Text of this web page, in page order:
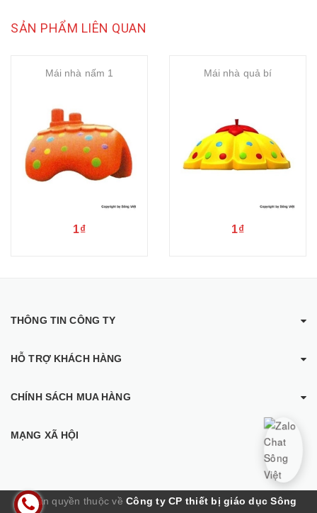
SẢN PHẨM LIÊN QUAN
Mái nhà nấm 1
1₫
Mái nhà quả bí
1₫
THÔNG TIN CÔNG TY
HỖ TRỢ KHÁCH HÀNG
CHÍNH SÁCH MUA HÀNG
MẠNG XÃ HỘI
© Bản quyền thuộc về Công ty CP thiết bị giáo dục Sông